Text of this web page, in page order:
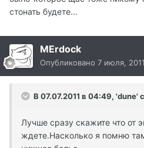
стонать будете...
MErdock
Опубликовано 7 июля, 2011
В 07.07.2011 в 04:49, 'dune'
Лучше сразу скажите что от
ждете.Насколько я помню